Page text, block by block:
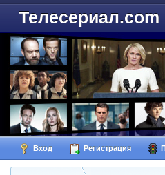
Телесериал.com
Вход Регистрация